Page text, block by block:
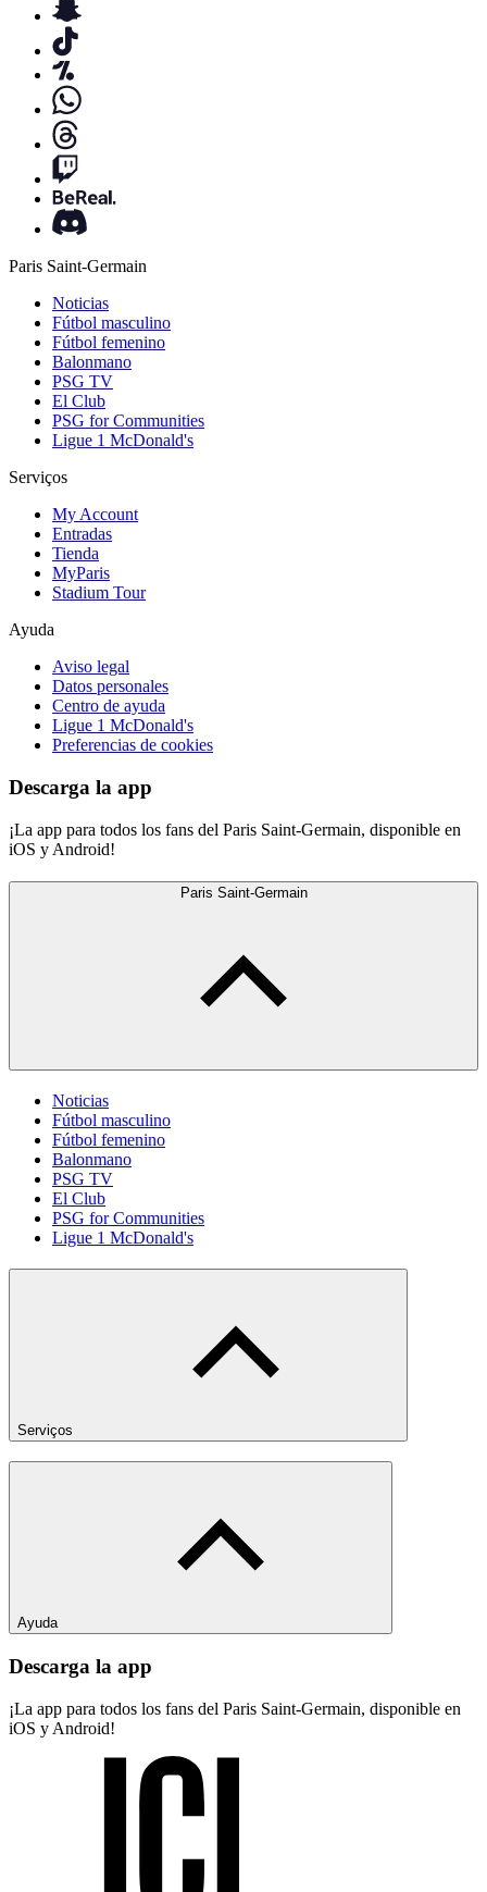
Paris Saint-Germain
Noticias
Fútbol masculino
Fútbol femenino
Balonmano
PSG TV
El Club
PSG for Communities
Ligue 1 McDonald's
Serviços
My Account
Entradas
Tienda
MyParis
Stadium Tour
Ayuda
Aviso legal
Datos personales
Centro de ayuda
Ligue 1 McDonald's
Preferencias de cookies
Descarga la app
¡La app para todos los fans del Paris Saint-Germain, disponible en
iOS y Android!
Paris Saint-Germain
Noticias
Fútbol masculino
Fútbol femenino
Balonmano
PSG TV
El Club
PSG for Communities
Ligue 1 McDonald's
Serviços
Ayuda
Descarga la app
¡La app para todos los fans del Paris Saint-Germain, disponible en
iOS y Android!